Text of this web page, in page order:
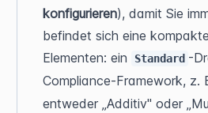
konfigurieren), damit Sie
befindet sich eine
Elementen: ein
Standard -
Compliance-Framework, z.
entweder „Additiv" oder